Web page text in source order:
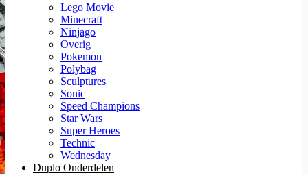
Lego Movie
Minecraft
Ninjago
Overig
Pokemon
Polybag
Sculptures
Sonic
Speed Champions
Star Wars
Super Heroes
Technic
Wednesday
Duplo Onderdelen